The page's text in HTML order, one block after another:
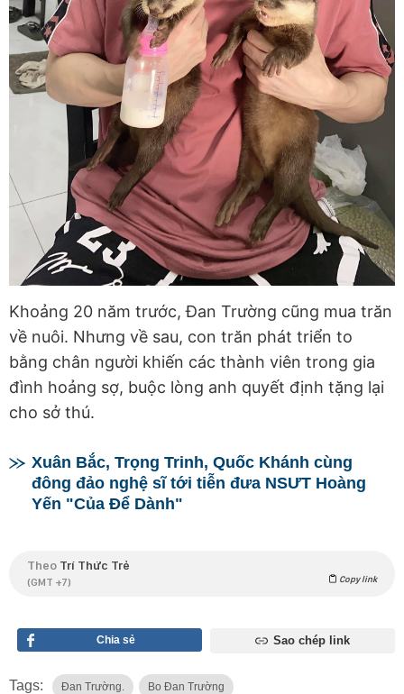
Khoảng 20 năm trước, Đan Trường cũng mua trăn
về nuôi. Nhưng về sau, con trăn phát triển to
bằng chân người khiến các thành viên trong gia
đình hoảng sợ, buộc lòng anh quyết định tặng lại
cho sở thú.
Xuân Bắc, Trọng Trinh, Quốc Khánh cùng
đông đảo nghệ sĩ tới tiễn đưa NSƯT Hoàng
Yến "Của Để Dành"
Theo Trí Thức Trẻ
(GMT +7) Copy link
Chia sẻ Sao chép link
Tags: Đan Trường. Bo Đan Trường